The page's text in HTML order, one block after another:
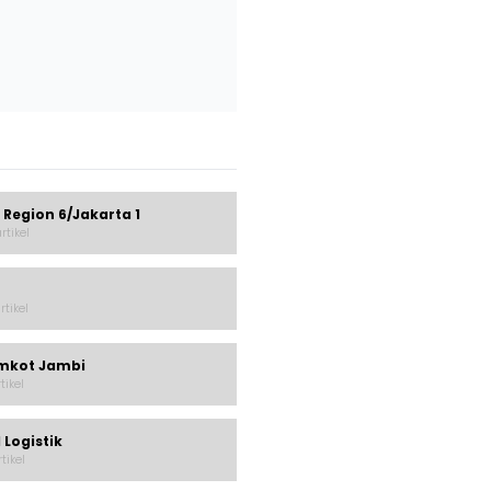
Region 6/Jakarta 1
Jambi
Logistik